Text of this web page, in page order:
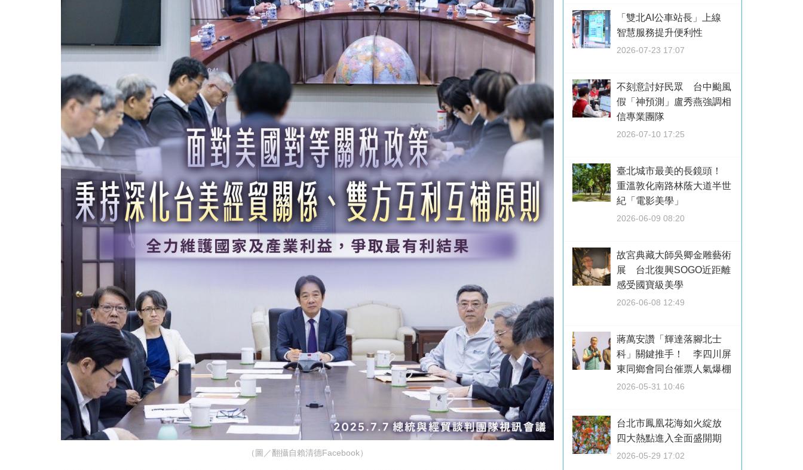
（圖／翻攝自賴清德Facebook）
「雙北AI公車站長」上線
智慧服務提升便利性
2026-07-23 17:07
不刻意討好民眾 台中颱風
假「神預測」盧秀燕強調相
信專業團隊
2026-07-10 17:25
臺北城市最美的長鏡頭！
重溫敦化南路林蔭大道半世
紀「電影美學」
2026-06-09 08:20
故宮典藏大師吳卿金雕藝術
展 台北復興SOGO近距離
感受國寶級美學
2026-06-08 12:49
蔣萬安讚「輝達落腳北士
科」關鍵推手！ 李四川屏
東同鄉會同台催票人氣爆棚
2026-05-31 10:46
台北市鳳凰花海如火綻放
四大熱點進入全面盛開期
2026-05-29 17:02